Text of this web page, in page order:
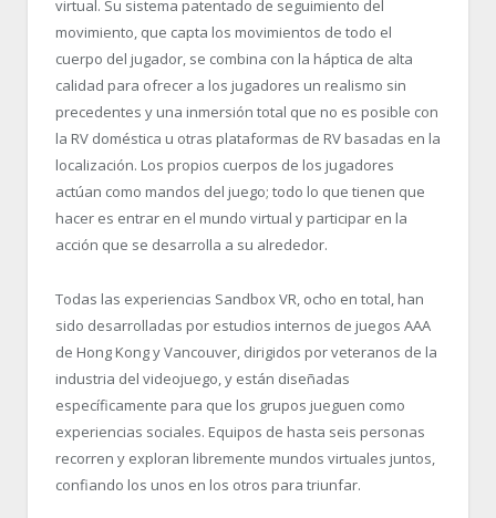
virtual. Su sistema patentado de seguimiento del
movimiento, que capta los movimientos de todo el
cuerpo del jugador, se combina con la háptica de alta
calidad para ofrecer a los jugadores un realismo sin
precedentes y una inmersión total que no es posible con
la RV doméstica u otras plataformas de RV basadas en la
localización. Los propios cuerpos de los jugadores
actúan como mandos del juego; todo lo que tienen que
hacer es entrar en el mundo virtual y participar en la
acción que se desarrolla a su alrededor.
Todas las experiencias Sandbox VR, ocho en total, han
sido desarrolladas por estudios internos de juegos AAA
de Hong Kong y Vancouver, dirigidos por veteranos de la
industria del videojuego, y están diseñadas
específicamente para que los grupos jueguen como
experiencias sociales. Equipos de hasta seis personas
recorren y exploran libremente mundos virtuales juntos,
confiando los unos en los otros para triunfar.